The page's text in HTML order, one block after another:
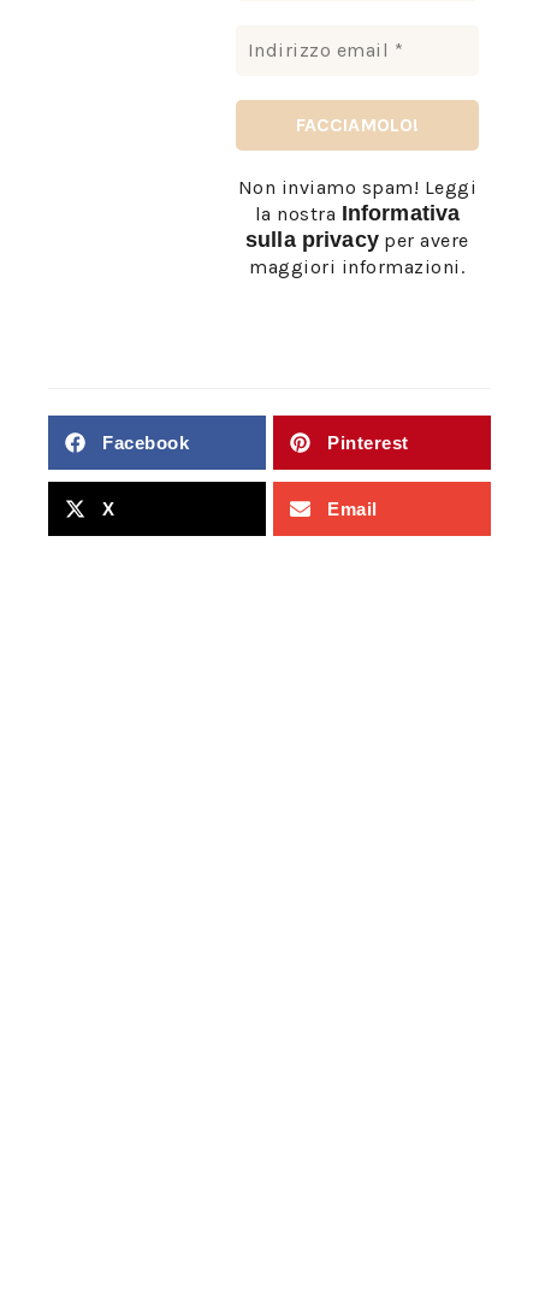
Non inviamo spam! Leggi
la nostra Informativa
sulla privacyper avere
maggiori informazioni.
Facebook Pinterest
X Email